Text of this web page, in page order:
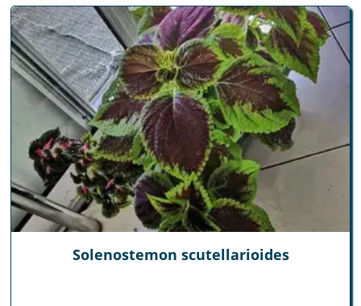
Solenostemon scutellarioides